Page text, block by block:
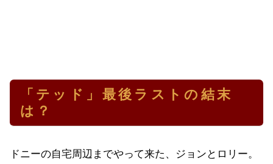
「テッド」最後ラストの結末
は？
ドニーの自宅周辺までやって来た、ジョンとロリー。